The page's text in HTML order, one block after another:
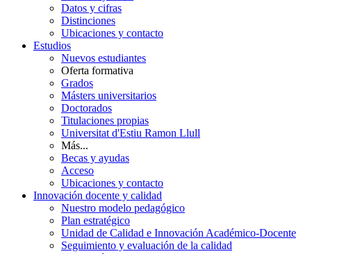
Datos y cifras
Distinciones
Ubicaciones y contacto
Estudios
Nuevos estudiantes
Oferta formativa
Grados
Másters universitarios
Doctorados
Titulaciones propias
Universitat d'Estiu Ramon Llull
Más...
Becas y ayudas
Acceso
Ubicaciones y contacto
Innovación docente y calidad
Nuestro modelo pedagógico
Plan estratégico
Unidad de Calidad e Innovación Académico-Docente
Seguimiento y evaluación de la calidad